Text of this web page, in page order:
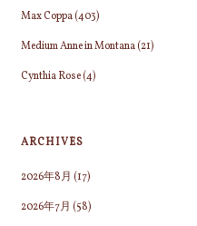
Max Coppa(403)
Medium Anne in Montana(21)
Cynthia Rose(4)
ARCHIVES
2026年8月 (17)
2026年7月 (58)